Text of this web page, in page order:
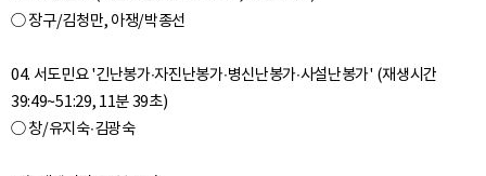
○ 장구/김청만, 아쟁/박종선
04. 서도민요 '긴난봉가∙자진난봉가∙병신난봉가∙사설난봉가' (재생시간
39:49~51:29, 11분 39초)
○ 창/유지숙∙김광숙